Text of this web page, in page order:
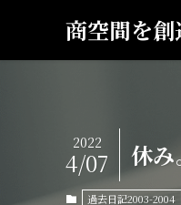
商空間を
休
2022
4/07
過去日記2003-2004